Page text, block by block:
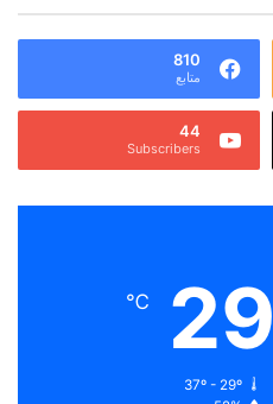
810
متابع
44
Subscribers
29
℃
37º - 29º